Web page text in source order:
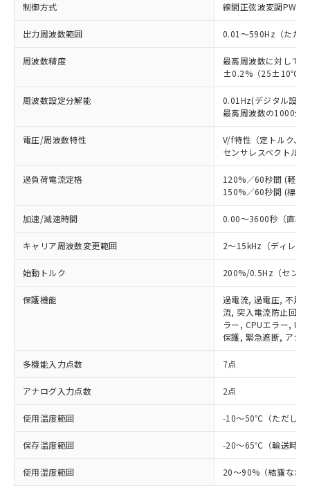
制御方式 線間正弦波変調PWM
出力周波数範囲 0.01～590Hz（ただ
周波数精度
最高周波数に対して
±0.2%（25±10℃）
周波数設定分解能
0.01Hz(デジタル設定)
最高周波数の1000分
電圧/周波数特性
V/f特性（定トルク、
センサレスベクトル
過負荷電流定格
120%／60秒間 (軽負
150%／60秒間 (標準
加速/減速時間 0.00～3600秒（直線
キャリア周波数変更範囲 2～15kHz（ディレー
始動トルク 200%/0.5Hz（センサ
保護機能
過電流, 過電圧, 不足
流, 突入電流防止回路
ラー, CPUエラー,
保護, 緊急遮断, アナ
多機能入力点数 7点
アナログ入力点数 2点
使用温度範囲 -10～50℃（ただし、
保存温度範囲 -20～65℃（輸送時）
使用湿度範囲 20～90%（結露なき
ご利用条件
以下の条件をお読みいただき、同意のうえ
ご利用ください。
対応済み：EU RoHS指令（10物質）の
非含有に対応した製品が提供可能な商品で
す。
対応予定：EU RoHS指令（10物質）の非含
有に対応した製品に切り替える予定のある
対応予定なし：EU RoHS指令（10物質）の
非含有に非対応の商品で、対応品を出す予
定はありません。